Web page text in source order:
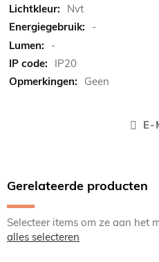
Nvt
-
-
IP20
Geen
E-
Gerelateerde producten
Selecteer items om ze aan het
alles selecteren